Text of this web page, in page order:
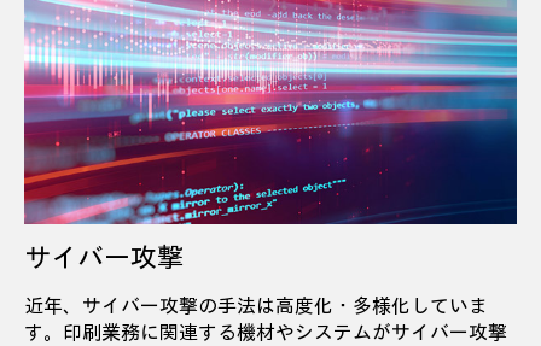
サイバー攻撃
近年、サイバー攻撃の手法は高度化・多様化していま
す。印刷業務に関連する機材やシステムがサイバー攻撃